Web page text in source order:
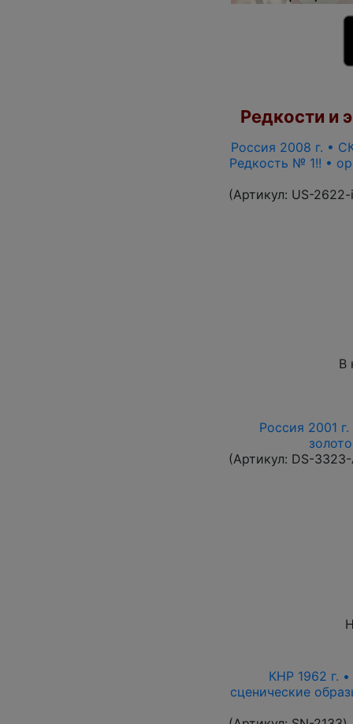
Редкости и
Россия 2008 г. •
Редкость № 1!! •
(Артикул: US-
В
Россия 2001
(Артикул: DS-
КНР 1962 г. •
сценические